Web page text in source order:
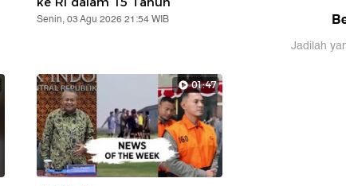
Senin, 03 Agu 2026 21:54 WIB
01:47